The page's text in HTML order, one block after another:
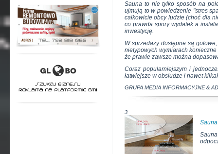
Sauna to nie tylko sposób na
ujmują to w powiedzenie "stres
całkowicie obcy ludzie (choć dla
co prawda spory wydatek a
inwestycję.
W sprzedaży dostępne są
nietypowych wymiarach
że prawie zawsze można
Coraz popularniejszym i
łatwiejsze w obsłudze i nawet
GRUPA MEDIA INFORMACYJNE &
3
Sauna